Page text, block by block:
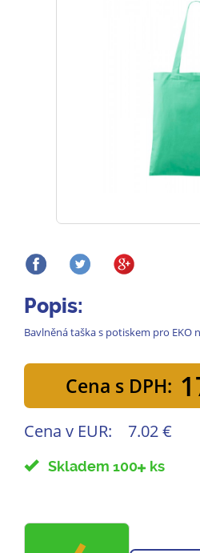
Popis:
Bavlněná taška s potiskem pro EKO
Cena s DPH:
Cena v EUR: 7.02 €
Skladem 100 ks